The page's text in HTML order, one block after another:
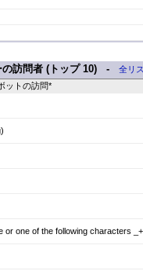
の訪問者 (トップ 10) -
全リ
ットの訪問*
or one of the following characters